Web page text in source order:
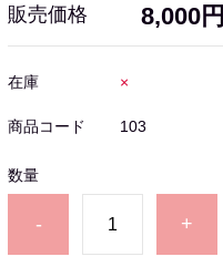
販売価格 8,000円
在庫 ×
商品コード 103
数量
- +